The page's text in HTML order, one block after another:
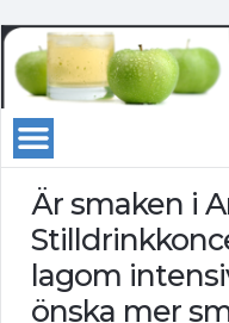
Är smaken i
lagom
önska mer